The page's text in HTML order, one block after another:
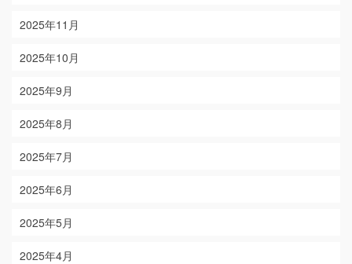
2025年11月
2025年10月
2025年9月
2025年8月
2025年7月
2025年6月
2025年5月
2025年4月